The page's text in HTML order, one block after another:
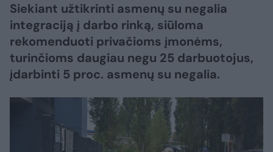
Siekiant užtikrinti asmenų su negalia
integraciją į darbo rinką, siūloma
rekomenduoti privačioms įmonėms,
turinčioms daugiau negu 25 darbuotojus,
įdarbinti 5 proc. asmenų su negalia.